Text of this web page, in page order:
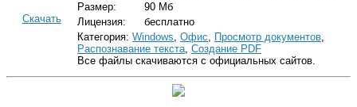
Скачать
Размер:
90 Мб
Лицензия:
бесплатно
Категория: Windows, Офис, Просмотр документов,
Распознавание текста, Создание PDF
Все файлы скачиваются с официальных сайтов.